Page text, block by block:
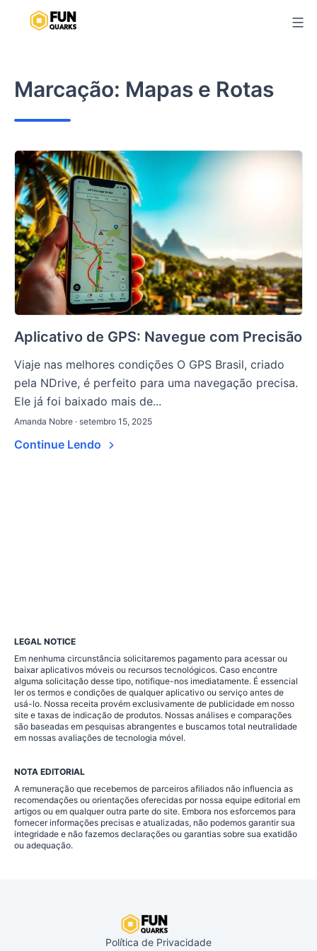
Marcação: Mapas e Rotas
Aplicativo de GPS: Navegue com Precisão
Viaje nas melhores condições O GPS Brasil, criado
pela NDrive, é perfeito para uma navegação precisa.
Ele já foi baixado mais de...
Amanda Nobre · setembro 15, 2025
Continue Lendo
LEGAL NOTICE
Em nenhuma circunstância solicitaremos pagamento para acessar ou
baixar aplicativos móveis ou recursos tecnológicos. Caso encontre
alguma solicitação desse tipo, notifique-nos imediatamente. É essencial
ler os termos e condições de qualquer aplicativo ou serviço antes de
usá-lo. Nossa receita provém exclusivamente de publicidade em nosso
site e taxas de indicação de produtos. Nossas análises e comparações
são baseadas em pesquisas abrangentes e buscamos total neutralidade
em nossas avaliações de tecnologia móvel.
NOTA EDITORIAL
A remuneração que recebemos de parceiros afiliados não influencia as
recomendações ou orientações oferecidas por nossa equipe editorial em
artigos ou em qualquer outra parte do site. Embora nos esforcemos para
fornecer informações precisas e atualizadas, não podemos garantir sua
integridade e não fazemos declarações ou garantias sobre sua exatidão
ou adequação.
Política de Privacidade